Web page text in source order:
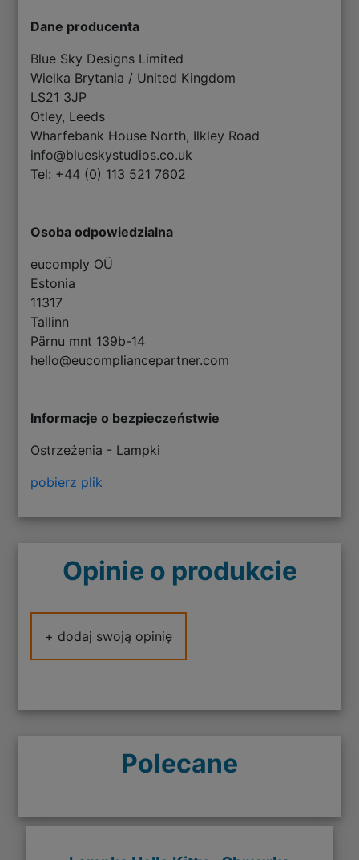
Dane producenta
Blue Sky Designs Limited
Wielka Brytania / United Kingdom
LS21 3JP
Otley, Leeds
Wharfebank House North, Ilkley Road
info@blueskystudios.co.uk
Tel: +44 (0) 113 521 7602
Osoba odpowiedzialna
eucomply OÜ
Estonia
11317
Tallinn
Pärnu mnt 139b-14
hello@eucompliancepartner.com
Informacje o bezpieczeństwie
Ostrzeżenia - Lampki
pobierz plik
Opinie o produkcie
+ dodaj swoją opinię
Polecane